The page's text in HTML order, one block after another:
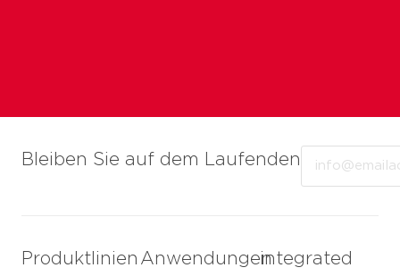
Bleiben Sie auf dem Laufenden
Produktlinien Anwendungenintegrated